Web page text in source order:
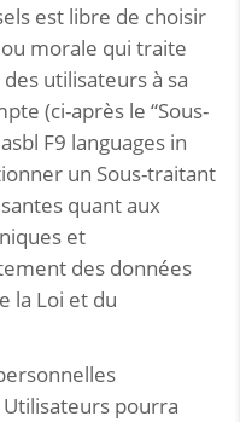
est libre de choisir
morale qui traite
utilisateurs à sa
(ci-après le “Sous-
F9 languages in
un Sous-traitant
quant aux
et
des données
la Loi et du
Utilisateurs pourra